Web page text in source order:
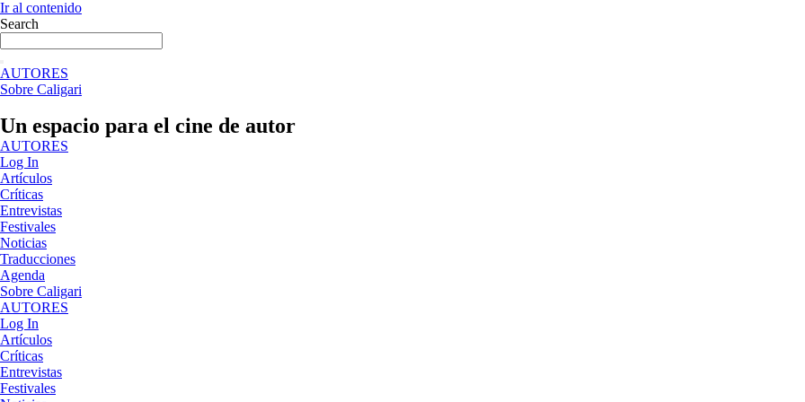
Ir al contenido
Search
AUTORES
Sobre Caligari
Un espacio para el cine de autor
AUTORES
Log In
Artículos
Críticas
Entrevistas
Festivales
Noticias
Traducciones
Agenda
Sobre Caligari
AUTORES
Log In
Artículos
Críticas
Entrevistas
Festivales